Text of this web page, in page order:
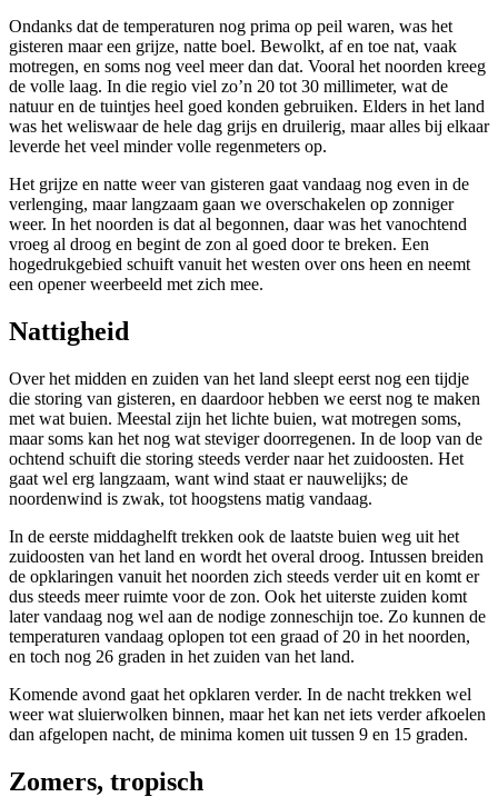
Ondanks dat de temperaturen nog prima op peil waren, was het
gisteren maar een grijze, natte boel. Bewolkt, af en toe nat, vaak
motregen, en soms nog veel meer dan dat. Vooral het noorden kreeg
de volle laag. In die regio viel zo’n 20 tot 30 millimeter, wat de
natuur en de tuintjes heel goed konden gebruiken. Elders in het land
was het weliswaar de hele dag grijs en druilerig, maar alles bij elkaar
leverde het veel minder volle regenmeters op.
Het grijze en natte weer van gisteren gaat vandaag nog even in de
verlenging, maar langzaam gaan we overschakelen op zonniger
weer. In het noorden is dat al begonnen, daar was het vanochtend
vroeg al droog en begint de zon al goed door te breken. Een
hogedrukgebied schuift vanuit het westen over ons heen en neemt
een opener weerbeeld met zich mee.
Nattigheid
Over het midden en zuiden van het land sleept eerst nog een tijdje
die storing van gisteren, en daardoor hebben we eerst nog te maken
met wat buien. Meestal zijn het lichte buien, wat motregen soms,
maar soms kan het nog wat steviger doorregenen. In de loop van de
ochtend schuift die storing steeds verder naar het zuidoosten. Het
gaat wel erg langzaam, want wind staat er nauwelijks; de
noordenwind is zwak, tot hoogstens matig vandaag.
In de eerste middaghelft trekken ook de laatste buien weg uit het
zuidoosten van het land en wordt het overal droog. Intussen breiden
de opklaringen vanuit het noorden zich steeds verder uit en komt er
dus steeds meer ruimte voor de zon. Ook het uiterste zuiden komt
later vandaag nog wel aan de nodige zonneschijn toe. Zo kunnen de
temperaturen vandaag oplopen tot een graad of 20 in het noorden,
en toch nog 26 graden in het zuiden van het land.
Komende avond gaat het opklaren verder. In de nacht trekken wel
weer wat sluierwolken binnen, maar het kan net iets verder afkoelen
dan afgelopen nacht, de minima komen uit tussen 9 en 15 graden.
Zomers, tropisch